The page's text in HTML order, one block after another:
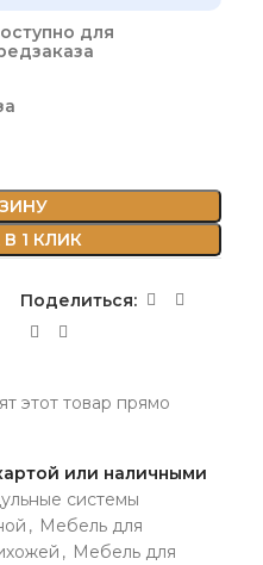
для
1 КЛИК
Поделиться:
этот товар прямо
или наличными
системы
, Мебель для
, Мебель для